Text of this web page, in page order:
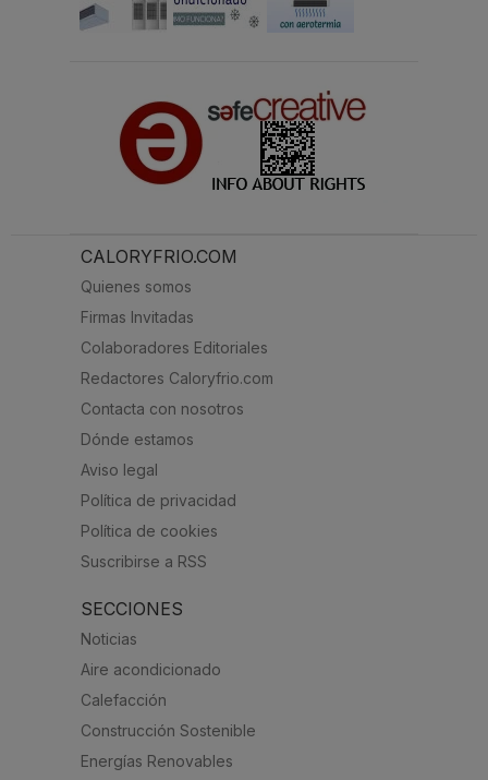
CALORYFRIO.COM
Quienes somos
Firmas Invitadas
Colaboradores Editoriales
Redactores Caloryfrio.com
Contacta con nosotros
Dónde estamos
Aviso legal
Política de privacidad
Política de cookies
Suscribirse a RSS
SECCIONES
Noticias
Aire acondicionado
Calefacción
Construcción Sostenible
Energías Renovables